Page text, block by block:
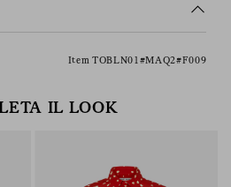
Item TOBLN01#MAQ2#F009
IL LOOK